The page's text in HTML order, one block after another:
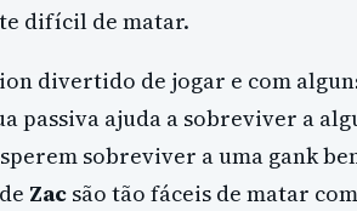
difícil de matar.
divertido de jogar e com
passiva ajuda a sobreviver a
sobreviver a uma gank
Zac são tão fáceis de matar